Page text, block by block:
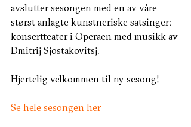
avslutter sesongen med en av våre
størst anlagte kunstneriske satsinger:
konsertteater i Operaen med musikk av
Dmitrij Sjostakovitsj.
Hjertelig velkommen til ny sesong!
Se hele sesongen her